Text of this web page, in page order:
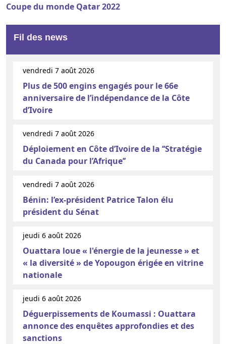
Coupe du monde Qatar 2022
Fil des news
vendredi 7 août 2026
Plus de 500 engins engagés pour le 66e
anniversaire de l’indépendance de la Côte
d’Ivoire
vendredi 7 août 2026
Déploiement en Côte d’Ivoire de la ‘‘Stratégie
du Canada pour l’Afrique’’
vendredi 7 août 2026
Bénin: l’ex-président Patrice Talon élu
président du Sénat
jeudi 6 août 2026
Ouattara loue « l'énergie de la jeunesse » et
« la diversité » de Yopougon érigée en vitrine
nationale
jeudi 6 août 2026
Déguerpissements de Koumassi : Ouattara
annonce des enquêtes approfondies et des
sanctions